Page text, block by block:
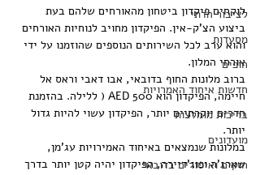
לציבור הדתי
מסעדות
חופים
חדשות איחוד האמרויות
בריכות מומלצות
מועדונים
חוקים ואיסורים בדובאי
לוקחים פיקדון ביטחון מהאורחים שלהם בעת
ביצוע הצ'ק-אין. הפיקדון מחויב לנוחיות האורחים
והוא ערב לכל השירותים הנוספים שהוזמנו על ידי
אורחי המלון.
ברוב מלונות החוף בדובאי, אבו דאבי וראס אל
חיימה, הפיקדון הוא 500 AED ( ללילה. בהזמנת
חדרים יוקרתיים יותר, הפיקדון עשוי להיות גדול
יותר.
במלונות שנמצאים באיחוד האמירויות עג'מן,
שארג'ה ופוג'דיירה, הפיקדון יהיה קטן יותר בדרך